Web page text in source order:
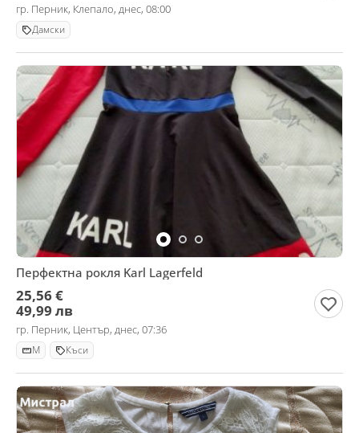
гр. Перник, Клепало, днес, 08:00
Дамски
Перфектна рокля Karl Lagerfeld
25,56 €
49,99 лв
гр. Перник, Център, днес, 07:36
M Къси